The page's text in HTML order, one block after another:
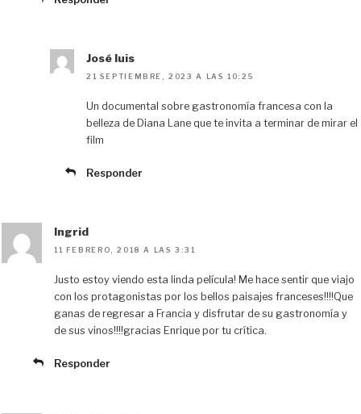
José luis
21 SEPTIEMBRE, 2023 A LAS 10:25
Un documental sobre gastronomía francesa con la
belleza de Diana Lane que te invita a terminar de mirar el
film
Responder
Ingrid
11 FEBRERO, 2018 A LAS 3:31
Justo estoy viendo esta linda película! Me hace sentir que viajo
con los protagonistas por los bellos paisajes franceses!!!!Que
ganas de regresar a Francia y disfrutar de su gastronomía y
de sus vinos!!!!gracias Enrique por tu crítica.
Responder